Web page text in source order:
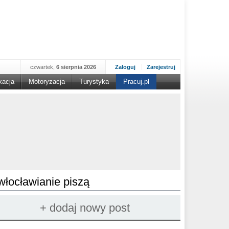
Zaloguj Zarejestruj
czwartek, 6 sierpnia 2026
Motoryzacja Turystyka Pracuj.pl
piszą